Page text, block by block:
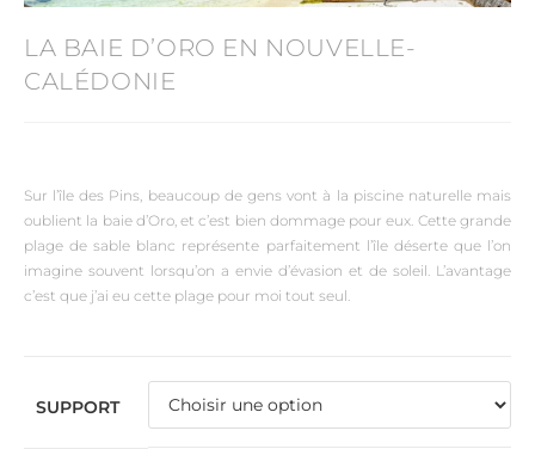
LA BAIE D’ORO EN NOUVELLE-
CALÉDONIE
Sur l’île des Pins, beaucoup de gens vont à la piscine naturelle mais
oublient la baie d’Oro, et c’est bien dommage pour eux. Cette grande
plage de sable blanc représente parfaitement l’île déserte que l’on
imagine souvent lorsqu’on a envie d’évasion et de soleil. L’avantage
c’est que j’ai eu cette plage pour moi tout seul.
SUPPORT